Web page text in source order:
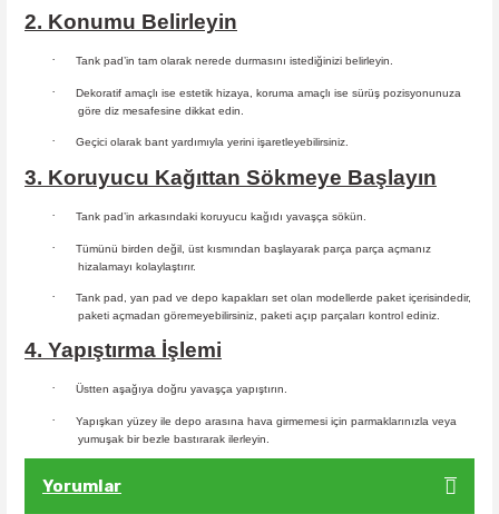
2. Konumu Belirleyin
· Tank pad’in tam olarak nerede durmasını istediğinizi belirleyin.
· Dekoratif amaçlı ise estetik hizaya, koruma amaçlı ise sürüş pozisyonunuza
göre diz mesafesine dikkat edin.
· Geçici olarak bant yardımıyla yerini işaretleyebilirsiniz.
3. Koruyucu Kağıttan Sökmeye Başlayın
· Tank pad’in arkasındaki koruyucu kağıdı yavaşça sökün.
·
Tümünü birden değil, üst kısmından başlayarak parça parça açmanız
hizalamayı kolaylaştırır.
·
Tank pad, yan pad ve depo kapakları set olan modellerde paket içerisindedir,
paketi açmadan göremeyebilirsiniz, paketi açıp parçaları kontrol ediniz.
4. Yapıştırma İşlemi
· Üstten aşağıya doğru yavaşça yapıştırın.
·
Yapışkan yüzey ile depo arasına hava girmemesi için parmaklarınızla veya
yumuşak bir bezle bastırarak ilerleyin.
Yorumlar